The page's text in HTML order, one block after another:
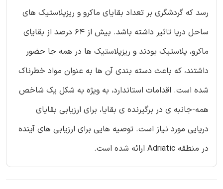
رسد که گردشگری بر تعداد بقایای ماکرو و ریزپلاستیک های
ساحل دریا تاثیر داشته باشد. بیش از 64 درصد از بقایای
ماکرو، پلاستیک بودند و ریزپلاستیک ها در همه جا حضور
داشتند، که باعث دسته بندی آن ها به عنوان مواد خطرناک
شده است. اقدامات استاندارد، به ویژه به شکل یک شاخص
همه-جانبه ی در برگیرنده ی بقایا، برای ارزیابی بقایای
دریایی مورد نیاز است. توصیه هایی برای ارزیابی های آینده
در منطقه Adriatic ارائه شده است.